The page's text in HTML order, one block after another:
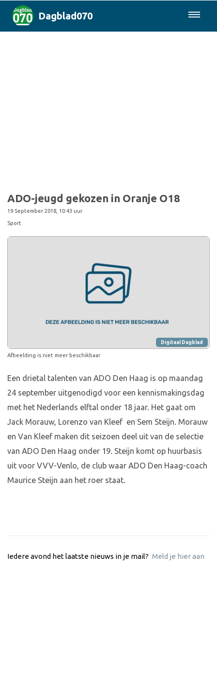
Dagblad070
ADO-jeugd gekozen in Oranje O18
19 September 2018, 10:43 uur
Sport
Digitaal Dagblad
Afbeelding is niet meer beschikbaar
Een drietal talenten van ADO Den Haag is op maandag
24 september uitgenodigd voor een kennismakingsdag
met het Nederlands elftal onder 18 jaar. Het gaat om
Jack Morauw, Lorenzo van Kleef en Sem Steijn. Morauw
en Van Kleef maken dit seizoen deel uit van de selectie
van ADO Den Haag onder 19. Steijn komt op huurbasis
uit voor VVV-Venlo, de club waar ADO Den Haag-coach
Maurice Steijn aan het roer staat.
Iedere avond het laatste nieuws in je mail? Meld je hier aan